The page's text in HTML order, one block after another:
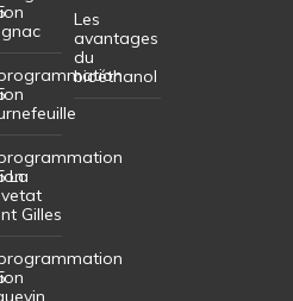
La
Gilles
Les
avantages
du
bioéthanol